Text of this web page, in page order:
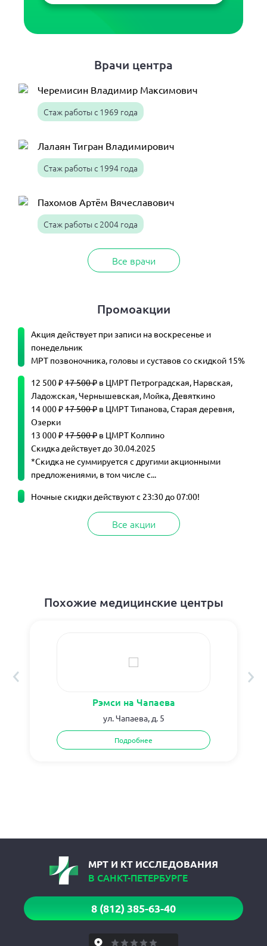
Врачи центра
Черемисин Владимир Максимович
Стаж работы с 1969 года
Лалаян Тигран Владимирович
Стаж работы с 1994 года
Пахомов Артём Вячеславович
Стаж работы с 2004 года
Все врачи
Промоакции
Акция действует при записи на воскресенье и
понедельник
МРТ позвоночника, головы и суставов со скидкой 15%
12 500 ₽17 500 ₽ в ЦМРТ Петроградская, Нарвская,
Ладожская, Чернышевская, Мойка, Девяткино
14 000 ₽17 500 ₽ в ЦМРТ Типанова, Старая деревня,
Озерки
13 000 ₽17 500 ₽ в ЦМРТ Колпино
Скидка действует до 30.04.2025
*Скидка не суммируется с другими акционными
предложениями, в том числе с...
Ночные скидки действуют с 23:30 до 07:00!
Все акции
Похожие медицинские центры
Рэмси на Чапаева
ул. Чапаева, д. 5
Подробнее
МРТ И КТ ИССЛЕДОВАНИЯ
В САНКТ-ПЕТЕРБУРГЕ
8 (812) 385-63-40